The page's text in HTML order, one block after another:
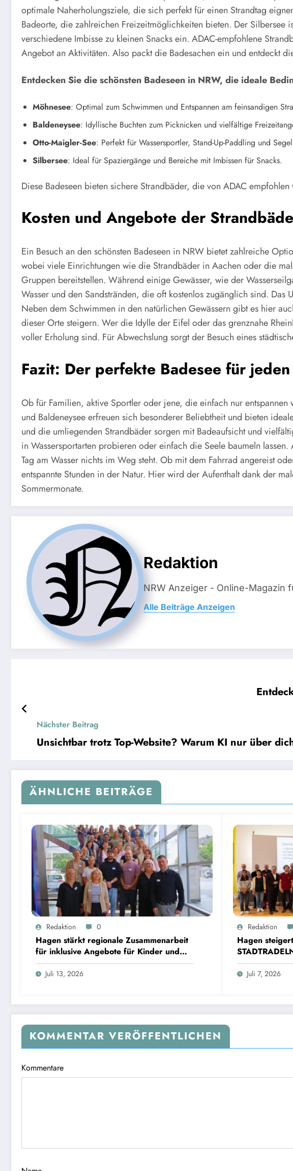
optimale Naherholungsziele, die sich perfekt für einen Strandtag
Badeorte, die zahlreichen Freizeitmöglichkeiten bieten. Der
verschiedene Imbisse zu kleinen Snacks ein. ADAC-empfohlene
Angebot an Aktivitäten. Also packt die Badesachen ein und entdeckt
Entdecken Sie die schönsten Badeseen in NRW, die ideale
Möhnesee: Optimal zum Schwimmen und Entspannen am feinsandigen
Baldeneysee: Idyllische Buchten zum Picknicken und vielfältige
Otto-Maigler-See: Perfekt für Wassersportler, Stand-Up-Paddling und
Silbersee: Ideal für Spaziergänge und Bereiche mit Imbissen für Snacks.
Diese Badeseen bieten sichere Strandbäder, die von ADAC
Kosten und Angebote der
Ein Besuch an den schönsten Badeseen in NRW bietet zahlreiche
wobei viele Einrichtungen wie die Strandbäder in Aachen oder die
Gruppen bereitstellen. Während einige Gewässer, wie der
Wasser und den Sandstränden, die oft kostenlos zugänglich sind.
Neben dem Schwimmen in den natürlichen Gewässern gibt es hier
dieser Orte steigern. Wer die Idylle der Eifel oder das grenznahe
voller Erholung sind. Für Abwechslung sorgt der Besuch eines
Fazit: Der perfekte Badesee für
Ob für Familien, aktive Sportler oder jene, die einfach nur
und Baldeneysee erfreuen sich besonderer Beliebtheit und bieten
und die umliegenden Strandbäder sorgen mit Badeaufsicht und
in Wassersportarten probieren oder einfach die Seele baumeln
Tag am Wasser nichts im Weg steht. Ob mit dem Fahrrad angereist
entspannte Stunden in der Natur. Hier wird der Aufenthalt dank der
Sommermonate.
Redaktion
NRW Anzeiger - Online-Magazin
Alle Beiträge Anzeigen
Nächster Beitrag
Unsichtbar trotz Top-Website? Warum KI nur über
ÄHNLICHE BEITRÄGE
Redaktion 0
Hagen stärkt regionale Zusammenarbeit
für inklusive Angebote für Kinder und
Jugendliche
Juli 13, 2026
Redaktion
Hagen
Kilometer und
Juli 7, 2026
KOMMENTAR VERÖFFENTLICHEN
Kommentare